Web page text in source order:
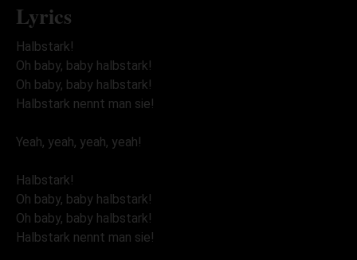
Lyrics
Halbstark!
Oh baby, baby halbstark!
Oh baby, baby halbstark!
Halbstark nennt man sie!
Yeah, yeah, yeah, yeah!
Halbstark!
Oh baby, baby halbstark!
Oh baby, baby halbstark!
Halbstark nennt man sie!